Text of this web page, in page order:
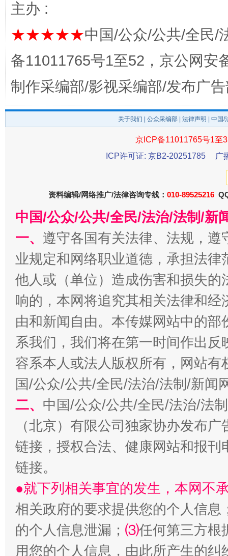
东山县通报“牛蛙产品抗生素超标问题” 法
千年窑火 生生不息 一
揭开“小金库”的免责幌子
受贿1.44亿！段成刚被判无期 从幼
主办 :
★★★★★中国/公众/公共/全民/
备11011765号1至52，京公网安
制作采编部/影视采编部/发布广
关于我们 公众采编部 法律声明 | 中国
京ICP备11011765号1至
ICP许可证: 京B2-20251785
广
资料编辑/网络推广/法律咨询专线： 010-89525216
中国/公众/公共/全民/法治/法制/新
一、 遵守各国有关法律、法规，
业规定和网络职业道德，承担法
他人或（单位）造成伤害和损失
响的，本网将追究其相关法律和
由和新闻自由。本传媒网站中的
系我们，我们将在第一时间作出
容系本人或法人版权所有，网站
国/公众/公共/全民/法治/法制/新闻
二、 中国/公众/公共/全民/法治/法
（北京）有限公司独家协办发布
链接，授权合法、健康网站和报
链接。
●就下列相关事宜的发生，本网不
相关政府的要求提供您的个人信息
的个人信息泄漏； ⑶任何第三方根
用您的个人信息，由此所产生的纠